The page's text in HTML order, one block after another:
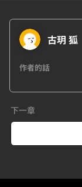
古玥 狐
作者的話
下一章